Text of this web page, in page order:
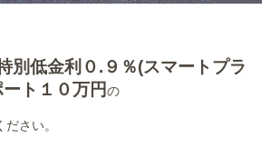
別低金利０.９％(スマートプラ
ト１０万円の
さい。